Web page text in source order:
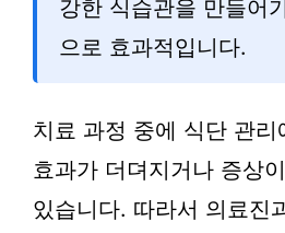
강한 식습관을 만들어
으로 효과적입니다.
치료 과정 중에 식단 관
효과가 더뎌지거나 증상
있습니다. 따라서 의료진